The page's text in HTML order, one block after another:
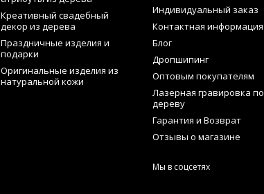
Креативный свадебный
декор из дерева
Праздничные изделия и
подарки
Оригинальные изделия из
натуральной кожи
Индивидуальный заказ
Контактная информация
Блог
Дропшипинг
Оптовым покупателям
Лазерная гравировка по
дереву
Гарантия и Возврат
Отзывы о магазине
Мы в соцсетях